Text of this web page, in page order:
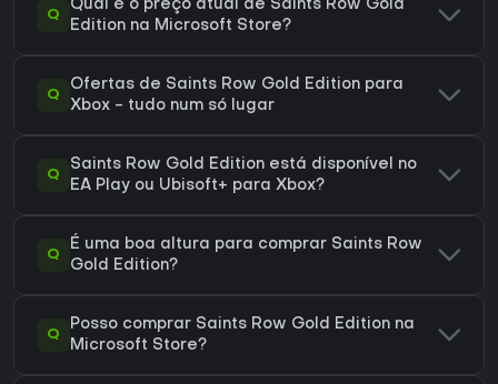
Q
Qual é o preço atual de Saints Row Gold
Edition na Microsoft Store?
Q
Ofertas de Saints Row Gold Edition para
Xbox - tudo num só lugar
Q
Saints Row Gold Edition está disponível no
EA Play ou Ubisoft+ para Xbox?
Q
É uma boa altura para comprar Saints Row
Gold Edition?
Q
Posso comprar Saints Row Gold Edition na
Microsoft Store?